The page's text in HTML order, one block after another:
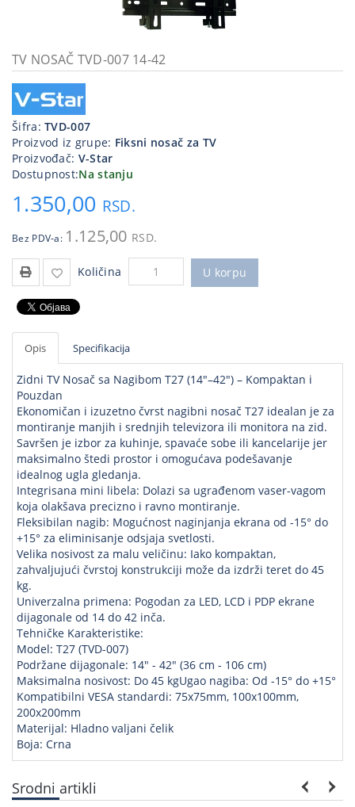
priključci
Kućna
tehnika
Poslovna
oprema,računari
program
TV NOSAČ TVD-007 14-42
Šifra:TVD-007
Proizvod iz grupe: Fiksni nosač za TV
Proizvođač: V-Star
Dostupnost:Na stanju
1.350,00 RSD.
Bez PDV-a: 1.125,00 RSD.
Količina U korpu
Opis Specifikacija
Zidni TV Nosač sa Nagibom T27 (14"–42") – Kompaktan i
Pouzdan
Ekonomičan i izuzetno čvrst nagibni nosač T27 idealan je za
montiranje manjih i srednjih televizora ili monitora na zid.
Savršen je izbor za kuhinje, spavaće sobe ili kancelarije jer
maksimalno štedi prostor i omogućava podešavanje
idealnog ugla gledanja.
Integrisana mini libela: Dolazi sa ugrađenom vaser-vagom
koja olakšava precizno i ravno montiranje.
Fleksibilan nagib: Mogućnost naginjanja ekrana od -15° do
+15° za eliminisanje odsjaja svetlosti.
Velika nosivost za malu veličinu: Iako kompaktan,
zahvaljujući čvrstoj konstrukciji može da izdrži teret do 45
kg.
Univerzalna primena: Pogodan za LED, LCD i PDP ekrane
dijagonale od 14 do 42 inča.
Tehničke Karakteristike:
Model: T27 (TVD-007)
Podržane dijagonale: 14" - 42" (36 cm - 106 cm)
Maksimalna nosivost: Do 45 kgUgao nagiba: Od -15° do +15°
Kompatibilni VESA standardi: 75x75mm, 100x100mm,
200x200mm
Materijal: Hladno valjani čelik
Boja: Crna
Srodni artikli